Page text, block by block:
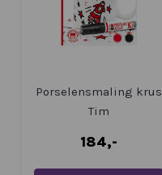
Porselensmaling krus
Tim
184,-